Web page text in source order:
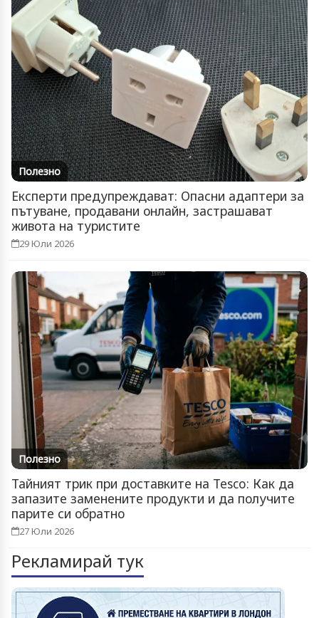
Полезно
Експерти предупреждават: Опасни адаптери за
пътуване, продавани онлайн, застрашават
живота на туристите
29 Юли 2026
Полезно
Тайният трик при доставките на Tesco: Как да
запазите заменените продукти и да получите
парите си обратно
27 Юли 2026
Рекламирай тук